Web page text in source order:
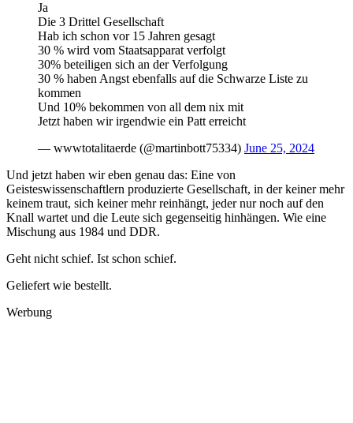
Ja
Die 3 Drittel Gesellschaft
Hab ich schon vor 15 Jahren gesagt
30 % wird vom Staatsapparat verfolgt
30% beteiligen sich an der Verfolgung
30 % haben Angst ebenfalls auf die Schwarze Liste zu
kommen
Und 10% bekommen von all dem nix mit
Jetzt haben wir irgendwie ein Patt erreicht
— wwwtotalitaerde (@martinbott75334) June 25, 2024
Und jetzt haben wir eben genau das: Eine von
Geisteswissenschaftlern produzierte Gesellschaft, in der keiner mehr
keinem traut, sich keiner mehr reinhängt, jeder nur noch auf den
Knall wartet und die Leute sich gegenseitig hinhängen. Wie eine
Mischung aus 1984 und DDR.
Geht nicht schief. Ist schon schief.
Geliefert wie bestellt.
Werbung